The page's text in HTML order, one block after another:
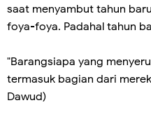
saat menyambut tahun
foya-foya. Padahal tahun
"Barangsiapa yang
termasuk bagian dari
Dawud)